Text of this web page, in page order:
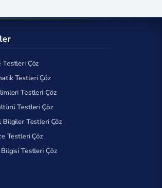
Testleri Çöz
Testleri Çöz
Testleri Çöz
Testleri Çöz
Bilgiler Testleri Çöz
Testleri Çöz
Testleri Çöz